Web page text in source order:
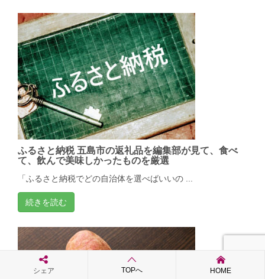
ふるさと納税 五島市の返礼品を編集部が見て、食べ
て、飲んで美味しかったものを厳選
「ふるさと納税でどの自治体を選べばいいの ...
続きを読む
シェア TOPへ HOME